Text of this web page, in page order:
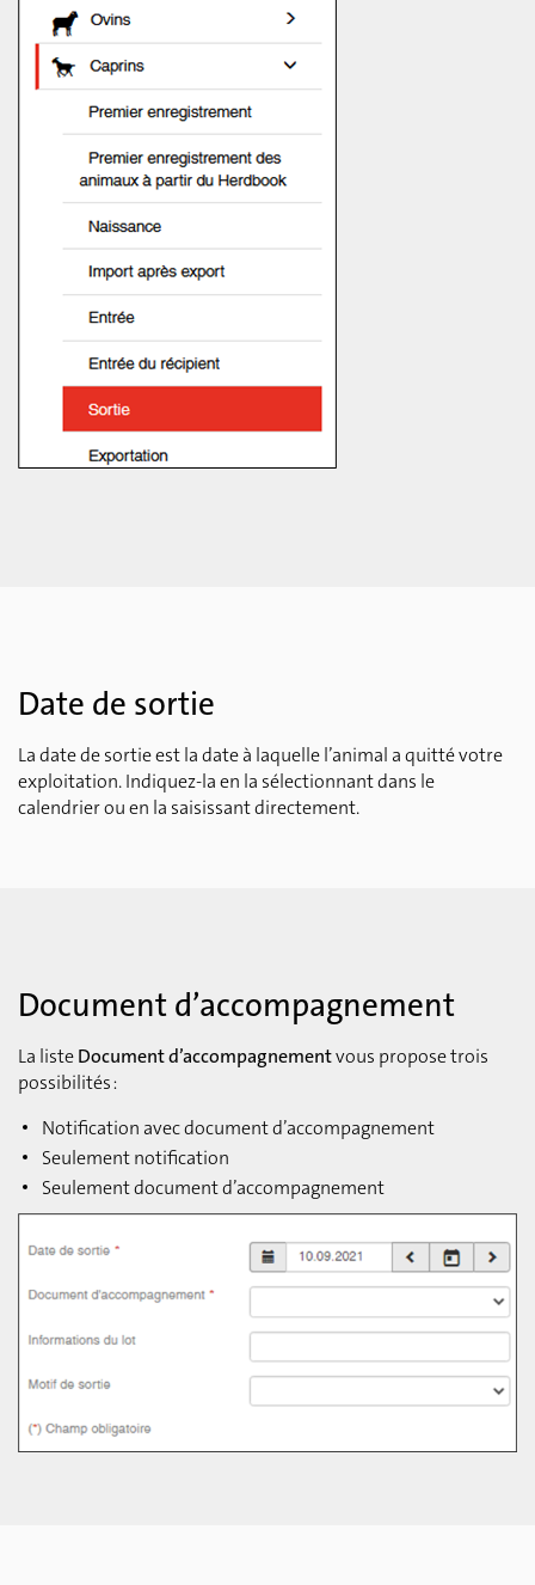
Date de sortie
La date de sortie est la date à laquelle l’animal a quitté votre
exploitation. Indiquez-la en la sélectionnant dans le
calendrier ou en la saisissant directement.
Document d’accompagnement
La listeDocument d’accompagnementvous propose trois
possibilités :
Notification avec document d’accompagnement
Seulement notification
Seulement document d’accompagnement